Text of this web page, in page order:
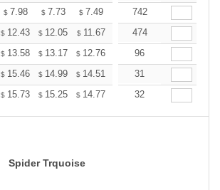
$ 7.98 $ 7.73 $ 7.49 7.25
742
$ 12.43 $ 12.05 $ 11.67 11.29
474
$ 13.58 $ 13.17 $ 12.76 12.34
96
$ 15.46 $ 14.99 $ 14.51 14.04
31
$ 15.73 $ 15.25 $ 14.77 14.29
32
Spider Trquoise